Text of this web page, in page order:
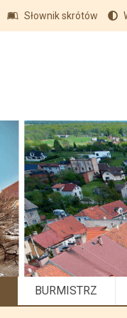
Słownik skrótów
BURMISTRZ